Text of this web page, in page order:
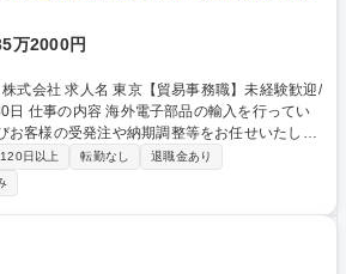
万2000円
務職】未経験歓迎/
ってい
お客様の受発注や納期調整等をお任せいたしま
務が中心のため、未経験の方やスキルに不安が
品を中心とした電子部
扱う当社にて、受発注・出荷業務を担当いただ
の顧客との納期調整、データ入力、書類作成な
務が中心です。■入社後は先輩社員が丁寧に指
くても安心して業務を習得できます。「コツコ
日以上 転勤なし
退職金あり